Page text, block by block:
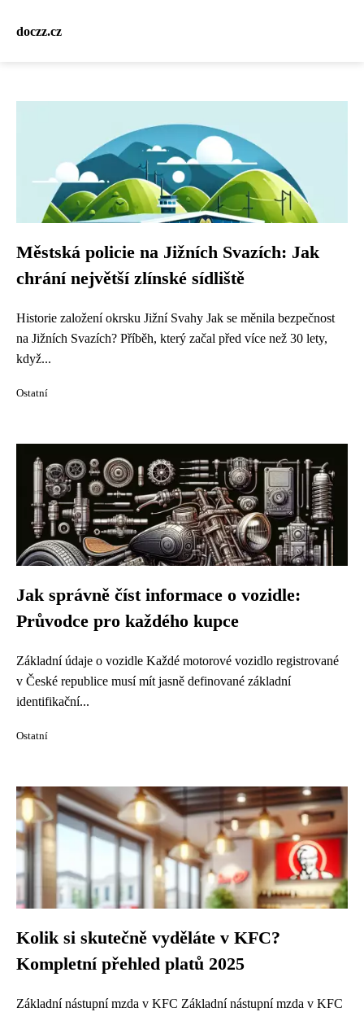
doczz.cz
Městská policie na Jižních Svazích: Jak
chrání největší zlínské sídliště
Historie založení okrsku Jižní Svahy Jak se měnila bezpečnost
na Jižních Svazích? Příběh, který začal před více než 30 lety,
když...
Ostatní
Jak správně číst informace o vozidle:
Průvodce pro každého kupce
Základní údaje o vozidle Každé motorové vozidlo registrované
v České republice musí mít jasně definované základní
identifikační...
Ostatní
Kolik si skutečně vyděláte v KFC?
Kompletní přehled platů 2025
Základní nástupní mzda v KFC Základní nástupní mzda v KFC